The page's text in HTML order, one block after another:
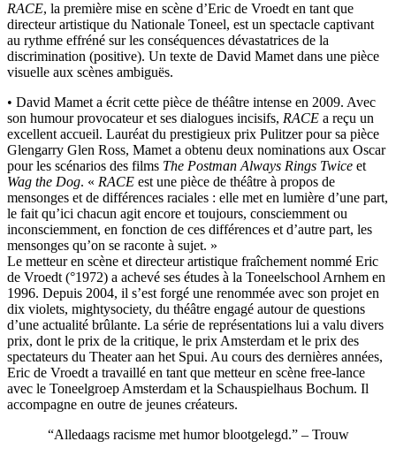
RACE, la première mise en scène d’Eric de Vroedt en tant que
directeur artistique du Nationale Toneel, est un spectacle captivant
au rythme effréné sur les conséquences dévastatrices de la
discrimination (positive). Un texte de David Mamet dans une pièce
visuelle aux scènes ambiguës.
• David Mamet a écrit cette pièce de théâtre intense en 2009. Avec
son humour provocateur et ses dialogues incisifs, RACE a reçu un
excellent accueil. Lauréat du prestigieux prix Pulitzer pour sa pièce
Glengarry Glen Ross, Mamet a obtenu deux nominations aux Oscar
pour les scénarios des films The Postman Always Rings Twice et
Wag the Dog. « RACE est une pièce de théâtre à propos de
mensonges et de différences raciales : elle met en lumière d’une part,
le fait qu’ici chacun agit encore et toujours, consciemment ou
inconsciemment, en fonction de ces différences et d’autre part, les
mensonges qu’on se raconte à sujet. »
Le metteur en scène et directeur artistique fraîchement nommé Eric
de Vroedt (°1972) a achevé ses études à la Toneelschool Arnhem en
1996. Depuis 2004, il s’est forgé une renommée avec son projet en
dix violets, mightysociety, du théâtre engagé autour de questions
d’une actualité brûlante. La série de représentations lui a valu divers
prix, dont le prix de la critique, le prix Amsterdam et le prix des
spectateurs du Theater aan het Spui. Au cours des dernières années,
Eric de Vroedt a travaillé en tant que metteur en scène free-lance
avec le Toneelgroep Amsterdam et la Schauspielhaus Bochum. Il
accompagne en outre de jeunes créateurs.
“Alledaags racisme met humor blootgelegd.” – Trouw